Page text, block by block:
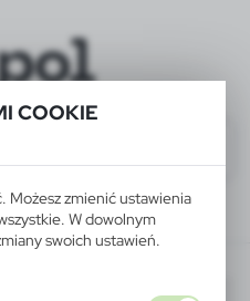
COOKIE
Możesz zmienić ustawienia
W dowolnym
swoich ustawień.
zapalniczki i zapalarki